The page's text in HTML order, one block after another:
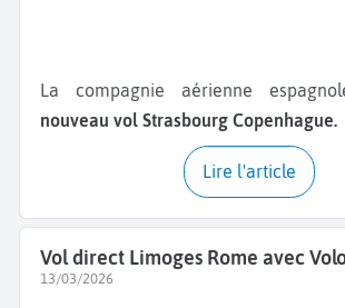
La compagnie aérienne
nouveau vol Strasbourg Copenhague.
Lire l'article
Vol direct Limoges Rome avec
13/03/2026